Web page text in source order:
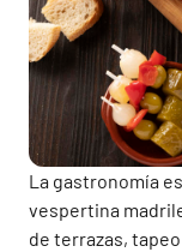
La gastronomía
vespertina
de terrazas,